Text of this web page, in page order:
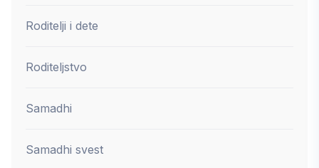
Roditelji i dete
Roditeljstvo
Samadhi
Samadhi svest